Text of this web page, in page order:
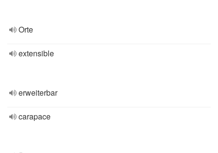
Orte
extensible
erweiterbar
carapace